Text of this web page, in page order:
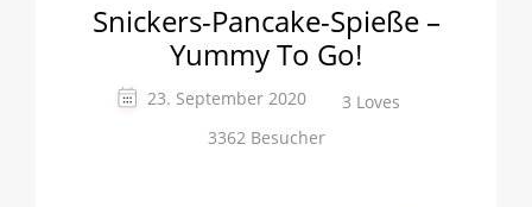
Snickers-Pancake-Spieße –
Yummy To Go!
23. September 2020
3 Loves
3362 Besucher